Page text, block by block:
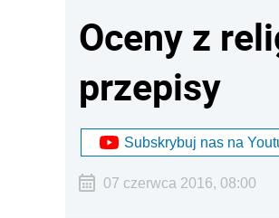
Oceny z
przepisy
Subskrybuj nas na
07 czerwca 2016, 08:00